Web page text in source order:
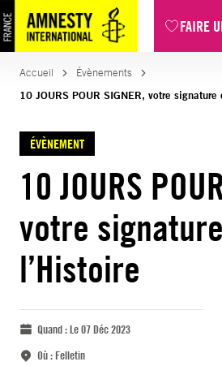
FAIRE
Accueil
Évènements
10 JOURS POUR SIGNER, votre signature
ÉVÈNEMENT
10 JOURS
votre
l’Histoire
Quand :Le 07 Déc 2023
Où :Felletin